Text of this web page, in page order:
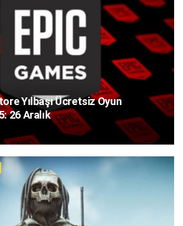
Yılbaşı Ücretsiz Oyun
26 Aralık